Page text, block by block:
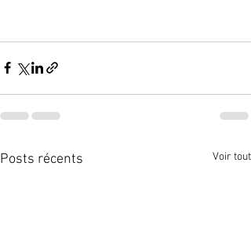
Posts récents Voir tout